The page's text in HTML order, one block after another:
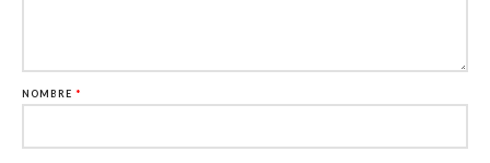
NOMBRE *